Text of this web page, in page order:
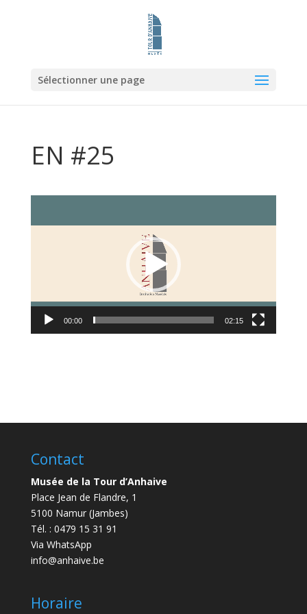
Sélectionner une page
EN #25
00:00 02:15
Contact
Musée de la Tour d’Anhaive
Place Jean de Flandre, 1
5100 Namur (Jambes)
Tél. : 0479 15 31 91
Via WhatsApp
info@anhaive.be
Horaire